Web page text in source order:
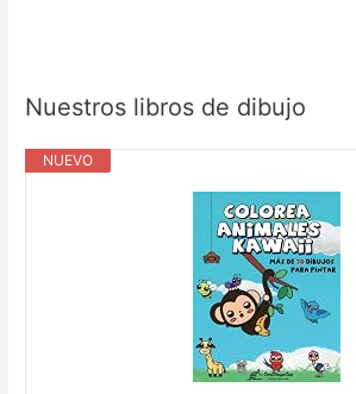
Nuestros libros de dibujo
NUEVO